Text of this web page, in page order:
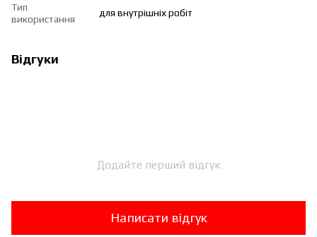
Тип
використання
для внутрішніх робіт
Відгуки
Додайте перший відгук
Написати відгук